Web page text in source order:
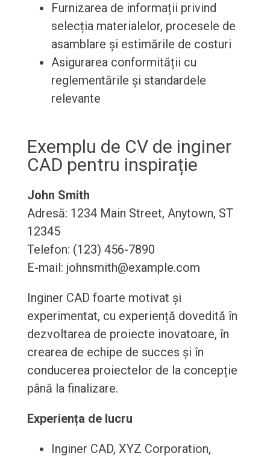
Furnizarea de informații privind
selecția materialelor, procesele de
asamblare și estimările de costuri
Asigurarea conformității cu
reglementările și standardele
relevante
Exemplu de CV de inginer
CAD pentru inspirație
John Smith
Adresă: 1234 Main Street, Anytown, ST
12345
Telefon: (123) 456-7890
E-mail: johnsmith@example.com
Inginer CAD foarte motivat și
experimentat, cu experiență dovedită în
dezvoltarea de proiecte inovatoare, în
crearea de echipe de succes și în
conducerea proiectelor de la concepție
până la finalizare.
Experiența de lucru
Inginer CAD, XYZ Corporation,